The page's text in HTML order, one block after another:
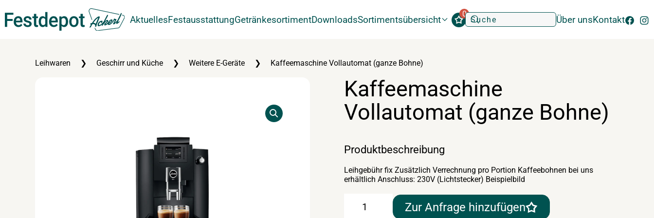
Zum Hauptinhalt springen AktuellesFestausstattungGetränkesortimentDownloadsSortimentsübersicht
0
Über unsKontakt
Leihwaren Geschirr und Küche Weitere E-Geräte Kaffeemaschine Vollautomat (ganze Bohne)
Kaffeemaschine
Vollautomat (ganze Bohne)
Produktbeschreibung
Leihgebühr fix Zusätzlich Verrechnung pro Portion Kaffeebohnen bei uns
erhältlich Anschluss: 230V (Lichtstecker) Beispielbild
Kaffeemaschine
Vollautomat
Zur Anfrage hinzufügen